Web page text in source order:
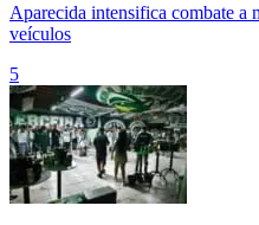
Aparecida intensifica combate a
veículos
5